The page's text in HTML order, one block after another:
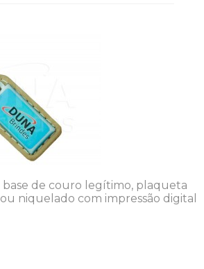
base de couro legítimo, plaqueta
niquelado com impressão digital